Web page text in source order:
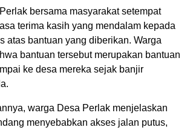
bersama masyarakat setempat
terima kasih yang mendalam kepada
atas bantuan yang diberikan. Warga
bantuan tersebut merupakan bantuan
ke desa mereka sejak banjir
warga Desa Perlak menjelaskan
menyebabkan akses jalan putus,